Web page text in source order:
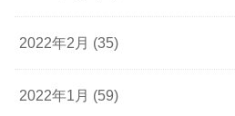
2022年2月 (35)
2022年1月 (59)